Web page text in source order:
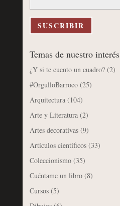
correo
electrónico
SUSCRIBIR
Temas de nuestro interés
¿Y si te cuento un cuadro?(2)
#OrgulloBarroco(25)
Arquitectura(104)
Arte y Literatura(2)
Artes decorativas(9)
Artículos científicos(33)
Coleccionismo(35)
Cuéntame un libro(8)
Cursos(5)